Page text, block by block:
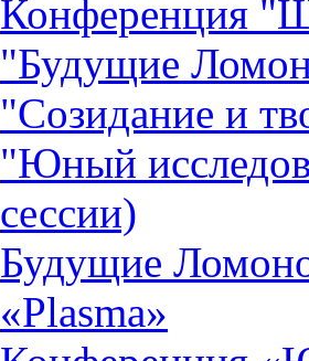
Конференция
"Будущие
"Созидание и
"Юный
сессии)
Будущие
«Plasma»